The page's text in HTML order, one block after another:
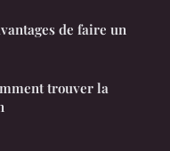
de faire un
trouver la